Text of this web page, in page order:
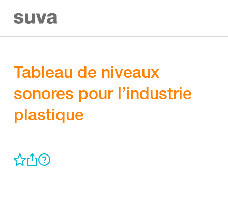
Tableau de niveaux
sonores pour l’industrie
plastique